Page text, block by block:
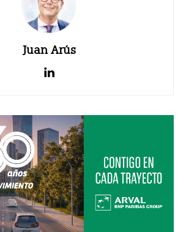
Juan Arús